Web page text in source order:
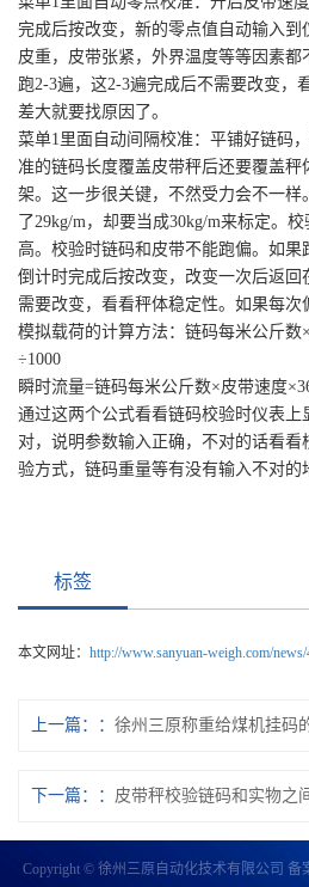
完成后按改变，新的零点值自动输入
皮重，皮带张紧，外界温度等等因素
跑2-3遍，这2-3遍完成后不需要改变，
差大就要找原因了。
菜单1里面自动间隔校准：平铺好链码
准的链码长度覆盖皮带秤后还要覆盖秤
架。这一步很关键，不然受力会不一样
了29kg/m，却要当成30kg/m来标定。
高。校验时链码和皮带不能跑偏。如果
倒计时完成后按改变，改变一次后返回
需要改变，看看秤体稳定性。如果每次
模拟载荷的计算方法：链码每米公斤
÷1000
瞬时流量=链码每米公斤数×皮带速度
通过这两个公式看看链码校验时仪表上
对，说明参数输入正确，不对的话看
验方式，链码重量等有没有输入不对的
标签
本文网址： http://www.sanyuan-weigh.com/
上一篇：
下一篇：
Copyright © 徐州三原自动化技术有限公司 备